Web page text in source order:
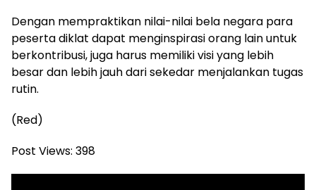
Dengan mempraktikan nilai-nilai bela negara para
peserta diklat dapat menginspirasi orang lain untuk
berkontribusi, juga harus memiliki visi yang lebih
besar dan lebih jauh dari sekedar menjalankan tugas
rutin.
(Red)
Post Views: 398